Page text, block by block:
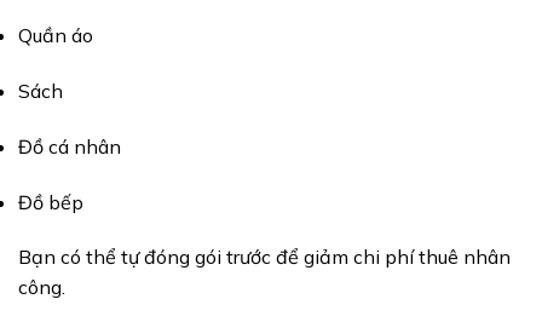
Quần áo
Sách
Đồ cá nhân
Đồ bếp
Bạn có thể tự đóng gói trước để giảm chi phí thuê nhân
công.